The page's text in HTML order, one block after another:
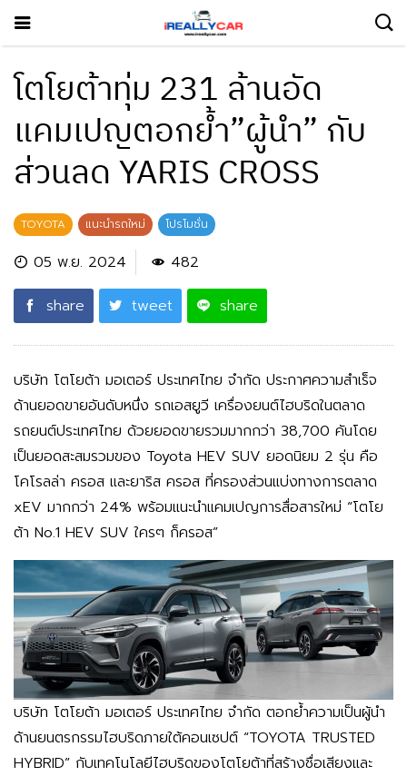
โตโยต้าทุ่ม 231 ล้านอัด
แคมเปญตอกย้ำ”ผู้นำ” กับ
ส่วนลด YARIS CROSS
TOYOTA แนะนำรถใหม่ โปรโมชั่น
05 พ.ย. 2024
482
share
tweet share
บริษัท โตโยต้า มอเตอร์ ประเทศไทย จำกัด ประกาศความสำเร็จ
ด้านยอดขายอันดับหนึ่ง รถเอสยูวี เครื่องยนต์ไฮบริดในตลาด
รถยนต์ประเทศไทย ด้วยยอดขายรวมมากกว่า 38,700 คันโดย
เป็นยอดสะสมรวมของ Toyota HEV SUV ยอดนิยม 2 รุ่น คือ
โคโรลล่า ครอส และยาริส ครอส ที่ครองส่วนแบ่งทางการตลาด
xEV มากกว่า 24% พร้อมแนะนำแคมเปญการสื่อสารใหม่ “โตโย
ต้า No.1 HEV SUV ใครๆ ก็ครอส”
บริษัท โตโยต้า มอเตอร์ ประเทศไทย จำกัด ตอกย้ำความเป็นผู้นำ
ด้านยนตรกรรมไฮบริดภายใต้คอนเซปต์ “TOYOTA TRUSTED
HYBRID” กับเทคโนโลยีไฮบริดของโตโยต้าที่สร้างชื่อเสียงและ